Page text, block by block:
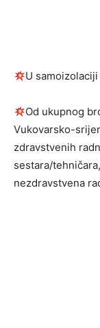
U
Od ukupnog
Vukovarsko-
zdravstvenih
sestara/
nezdravstvena